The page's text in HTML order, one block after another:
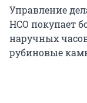
Управление
НСО покупает
наручных
рубиновые